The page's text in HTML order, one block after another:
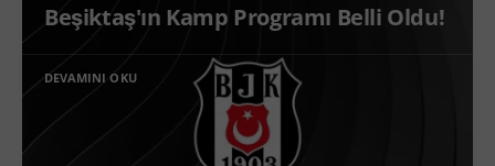
Beşiktaş'ın Kamp Programı Belli Oldu!
DEVAMINI OKU